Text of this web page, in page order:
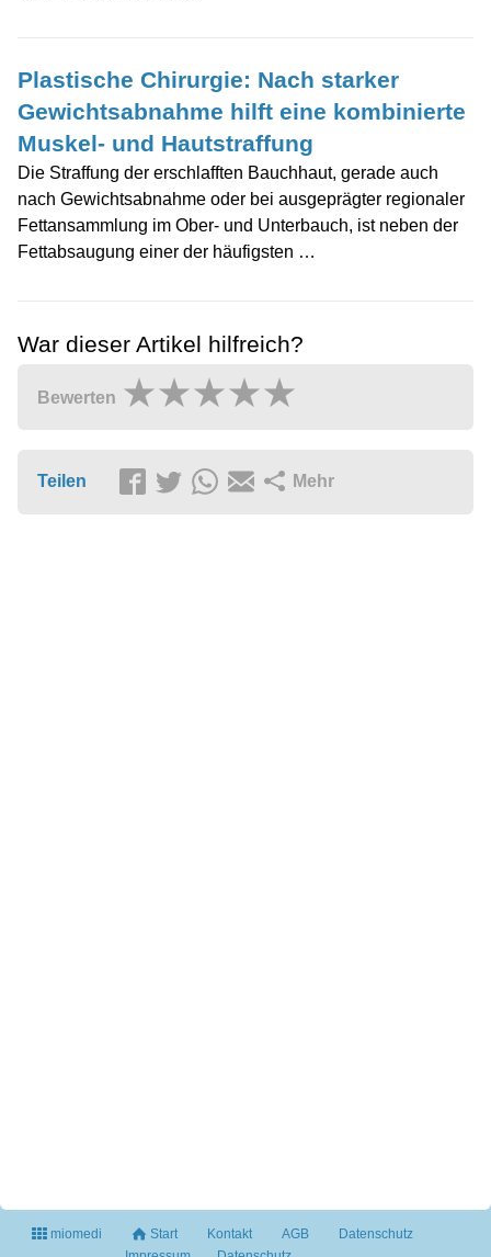
Plastische Chirurgie: Nach starker
Gewichtsabnahme hilft eine kombinierte
Muskel- und Hautstraffung
Die Straffung der erschlafften Bauchhaut, gerade auch
nach Gewichtsabnahme oder bei ausgeprägter regionaler
Fettansammlung im Ober- und Unterbauch, ist neben der
Fettabsaugung einer der häufigsten …
War dieser Artikel hilfreich?
Bewerten
Teilen Mehr
miomedi Start Kontakt AGB
Datenschutz